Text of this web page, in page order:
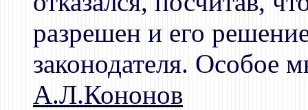
разрешен и его
законодателя. Особое
А.Л.Кононов